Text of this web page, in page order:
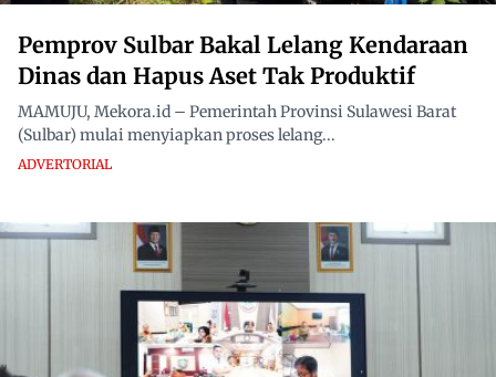
Pemprov Sulbar Bakal Lelang Kendaraan
Dinas dan Hapus Aset Tak Produktif
MAMUJU, Mekora.id – Pemerintah Provinsi Sulawesi Barat
(Sulbar) mulai menyiapkan proses lelang...
ADVERTORIAL